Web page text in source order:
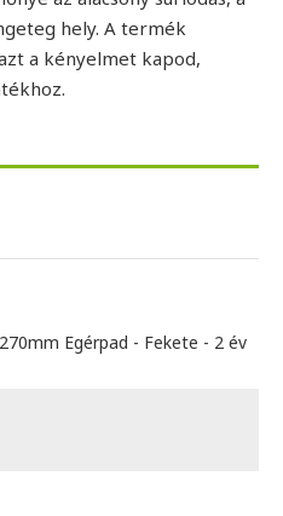
hely. A termék
a kényelmet kapod,
Egérpad - Fekete - 2 év